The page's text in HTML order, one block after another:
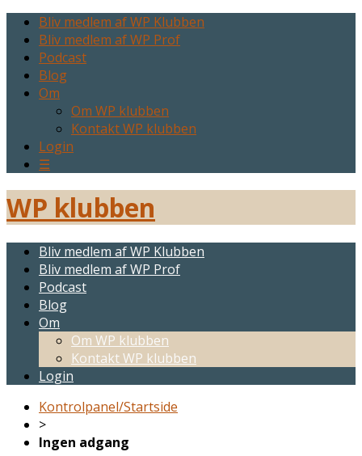
Bliv medlem af WP Klubben
Bliv medlem af WP Prof
Podcast
Blog
Om
Om WP klubben
Kontakt WP klubben
Login
☰
WP klubben
Bliv medlem af WP Klubben
Bliv medlem af WP Prof
Podcast
Blog
Om
Om WP klubben
Kontakt WP klubben
Login
Kontrolpanel/Startside
>
Ingen adgang